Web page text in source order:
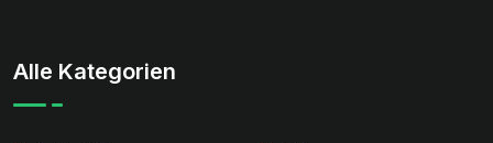
Alle Kategorien